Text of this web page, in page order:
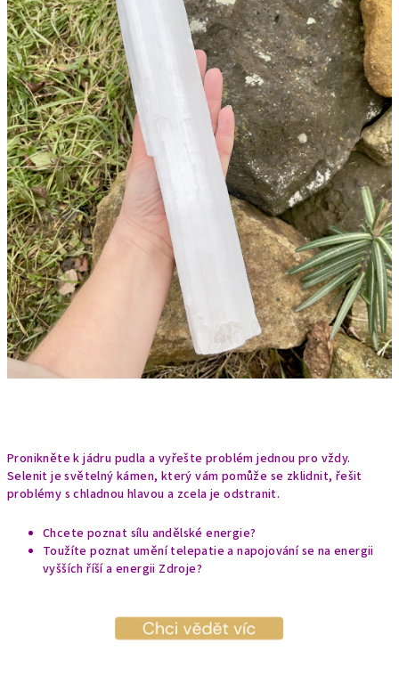
Pronikněte k jádru pudla a vyřešte problém jednou pro vždy.
Selenit je světelný kámen, který vám pomůže se zklidnit, řešit
problémy s chladnou hlavou a zcela je odstranit.
Chcete poznat sílu andělské energie?
Toužíte poznat umění telepatie a napojování se na energii
vyšších říší a energii Zdroje?